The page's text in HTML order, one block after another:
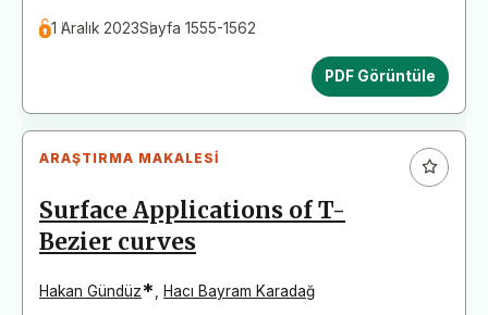
1 Aralık 2023Sayfa 1555-1562
PDF Görüntüle
ARAŞTIRMA MAKALESI
Surface Applications of T-
Bezier curves
Hakan Gündüz* Hacı Bayram Karadağ